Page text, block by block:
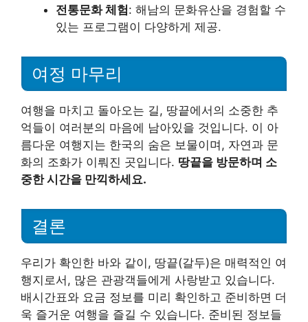
전통문화 체험: 해남의 문화유산을 경험할 수
있는 프로그램이 다양하게 제공.
여정 마무리
여행을 마치고 돌아오는 길, 땅끝에서의 소중한 추
억들이 여러분의 마음에 남아있을 것입니다. 이 아
름다운 여행지는 한국의 숨은 보물이며, 자연과 문
화의 조화가 이뤄진 곳입니다. 땅끝을 방문하며 소
중한 시간을 만끽하세요.
결론
우리가 확인한 바와 같이, 땅끝(갈두)은 매력적인 여
행지로서, 많은 관광객들에게 사랑받고 있습니다.
배시간표와 요금 정보를 미리 확인하고 준비하면 더
욱 즐거운 여행을 즐길 수 있습니다. 준비된 정보들